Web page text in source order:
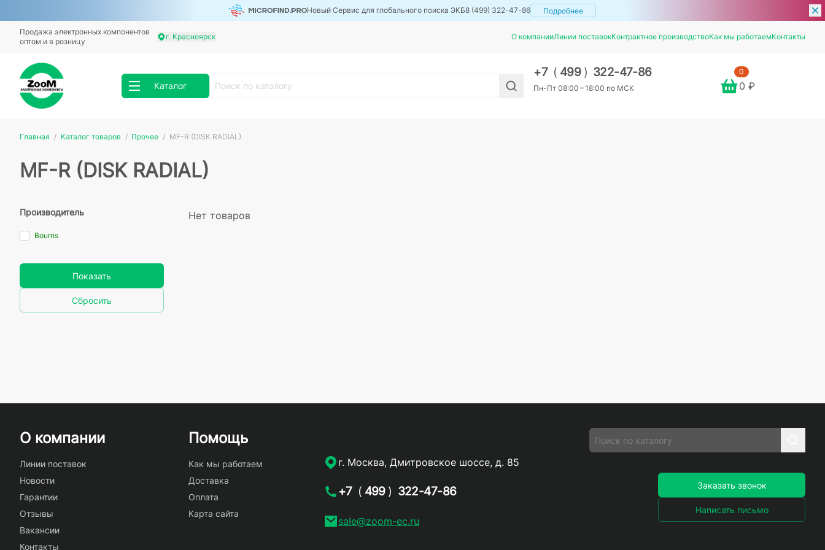
Новый Сервис для глобального поиска ЭКБ8 (499) 322-47-86 Подробнее
Продажа электронных компонентов
оптом и в розницу
г. Красноярск О компанииЛинии поставокКонтрактное производствоКак мы работаемКонтакты
Каталог
+7 ( 499 ) 322-47-86
Пн-Пт 08:00 – 18:00 по МСК
0
0 ₽
Главная Каталог товаров Прочее MF-R (DISK RADIAL)
MF-R (DISK RADIAL)
Производитель
Bourns
Показать
Сбросить
Нет товаров
О компании
Линии поставок
Новости
Гарантии
Отзывы
Вакансии
Контакты
Помощь
Как мы работаем
Доставка
Оплата
Карта сайта
г. Москва, Дмитровское шоссе, д. 85
+7 ( 499 ) 322-47-86
sale@zoom-ec.ru
Заказать звонок
Написать письмо